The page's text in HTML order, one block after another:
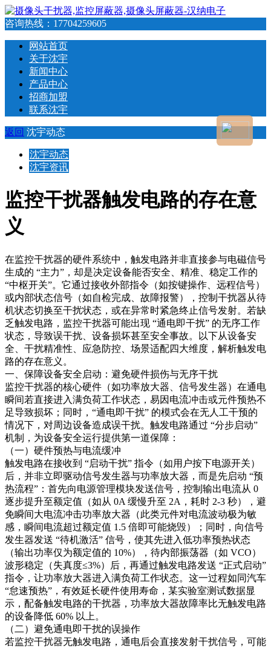
咨询热线： 17704259605
网站首页
关于沈宇
新闻中心
产品中心
招商加盟
联系沈宇
返回 沈宇动态
沈宇动态
沈宇资讯
监控干扰器触发电路的存在意
义
在监控干扰器的硬件系统中，触发电路并非直接参与电磁信号
生成的 “主力”，却是决定设备能否安全、精准、稳定工作的
“中枢开关”。它通过接收外部指令（如按键操作、远程信号）
或内部状态信号（如自检完成、故障报警），控制干扰器从待
机状态切换至干扰状态，或在异常时紧急终止信号发射。若缺
乏触发电路，监控干扰器可能出现 “通电即干扰” 的无序工作
状态，导致误干扰、设备损坏甚至安全事故。以下从设备安
全、干扰精准性、应急防控、场景适配四大维度，解析触发电
路的存在意义。​
一、保障设备安全启动：避免硬件损伤与无序干扰​
监控干扰器的核心硬件（如功率放大器、信号发生器）在通电
瞬间若直接进入满负荷工作状态，易因电流冲击或元件预热不
足导致损坏；同时，“通电即干扰” 的模式会在无人工干预的
情况下，对周边设备造成误干扰。触发电路通过 “分步启动”
机制，为设备安全运行提供第一道保障：​
（一）硬件预热与电流缓冲​
触发电路在接收到 “启动干扰” 指令（如用户按下电源开关）
后，并非立即驱动信号发生器与功率放大器，而是先启动 “预
热流程”：首先向电源管理模块发送信号，控制输出电流从 0
逐步提升至额定值（如从 0A 缓慢升至 2A，耗时 2-3 秒），避
免瞬间大电流冲击功率放大器（此类元件对电流波动极为敏
感，瞬间电流超过额定值 1.5 倍即可能烧毁）；同时，向信号
发生器发送 “待机激活” 信号，使其先进入低功率预热状态
（输出功率仅为额定值的 10%），待内部振荡器（如 VCO）
波形稳定（失真度≤3%）后，再通过触发电路发送 “正式启动”
指令，让功率放大器进入满负荷工作状态。这一过程如同汽车
“怠速预热”，有效延长硬件使用寿命，某实验室测试数据显
示，配备触发电路的干扰器，功率放大器故障率比无触发电路
的设备降低 60% 以上。​
（二）避免通电即干扰的误操作​
若监控干扰器无触发电路，通电后会直接发射干扰信号，可能